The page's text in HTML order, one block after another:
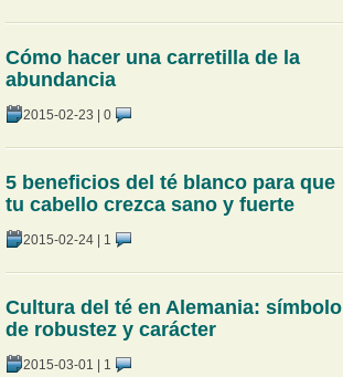
Cómo hacer una carretilla de la
abundancia
2015-02-23 | 0
5 beneficios del té blanco para que
tu cabello crezca sano y fuerte
2015-02-24| 1
Cultura del té en Alemania: símbolo
de robustez y carácter
2015-03-01 | 1